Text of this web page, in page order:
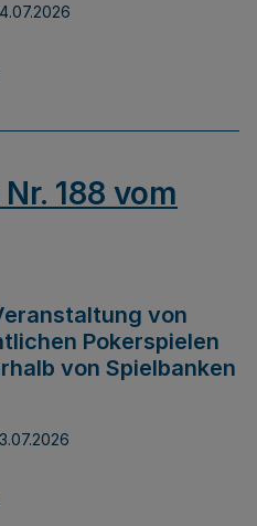
188 vom
von
Pokerspielen
von Spielbanken